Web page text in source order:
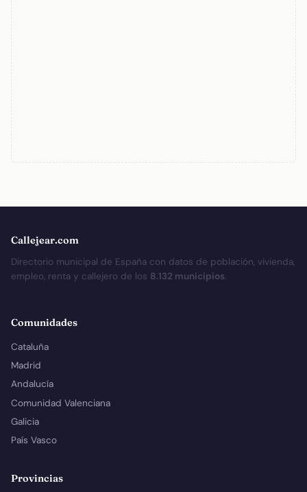
Callejear.com
Directorio municipal de España con datos de población, vivienda,
empleo, renta y callejero de los 8.132 municipios.
Comunidades
Cataluña
Madrid
Andalucía
Comunidad Valenciana
Galicia
País Vasco
Provincias